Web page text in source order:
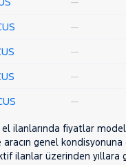
—
—
—
—
el ilanlarında fiyatlar
genel
ilanlar üzerinden yıllara